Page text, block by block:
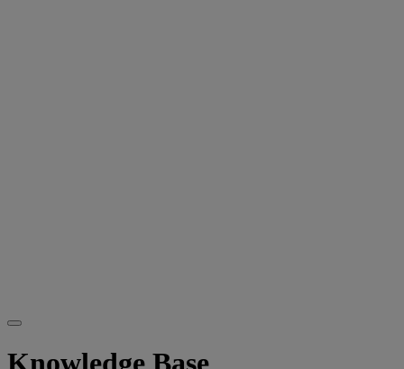
Knowledge Base